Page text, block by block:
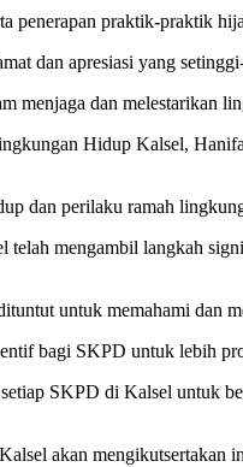
penerapan praktik-praktik
dan apresiasi yang
menjaga dan melestarikan
Hidup Kalsel,
dan perilaku ramah
mengambil langkah
untuk memahami dan
bagi SKPD untuk lebih
SKPD di Kalsel untuk
akan mengikutsertakan